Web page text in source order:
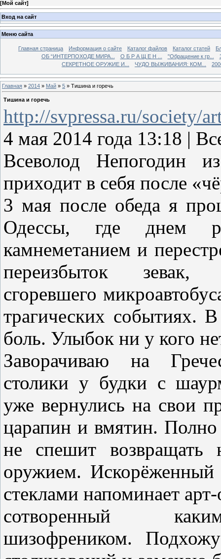
[Мой сайт]
Вход на сайт
Меню сайта
Главная страница Информация о сайте Каталог файлов Каталог статей
ОБ “ИНТЕРПОХОДЕ МИРА...
О Б Р А Щ Е Н ... "Обращение к гр...
СЕКРЕТНОЕ ОРУЖИЕ И...
ЧУДО ВЫЖИВАНИЯ: КОМ...
Главная » 2014 » Май » 5 » Тишина и горечь
Тишина и горечь
http://svpressa.ru/society/
4 мая 2014 года 13:18 |
Всеволод Непогодин
приходит в себя после
3 мая после обеда я
Одессы, где днем
камнеметанием и
переизбыток зевак,
сгоревшего
трагических событиях.
боль. Улыбок ни у кого
Заворачиваю на
столики у будки с
уже вернулись на свои
царапин и вмятин.
не спешит возвращать
оружием.
стеклами напоминает
сотворенный
шизофреником.